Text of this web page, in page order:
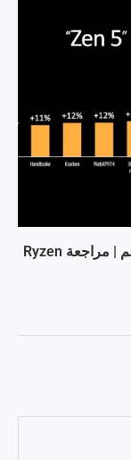
مرحبًا مجددًا بمعالج الألعاب الأقوى في العالم | مراجعة Ryzen